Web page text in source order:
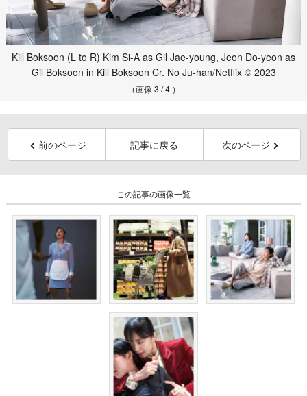
Kill Boksoon (L to R) Kim Si-A as Gil Jae-young, Jeon Do-yeon as
Gil Boksoon in Kill Boksoon Cr. No Ju-han/Netflix © 2023
（画像 3 / 4 ）
前のページ 記事に戻る 次のページ
この記事の画像一覧